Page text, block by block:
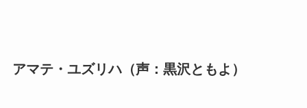
アマテ・ユズリハ（声：黒沢ともよ）